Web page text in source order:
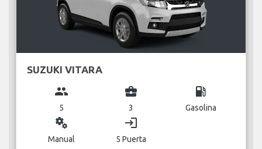
SUZUKI VITARA
group
5
business_center
3
local_gas_station
Gasolina
miscellaneous_services
Manual
login
5 Puerta